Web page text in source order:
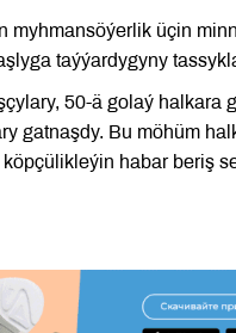
myhmansöýerlik üçin
taýýardygyny
50-ä golaý halkara
gatnaşdy. Bu möhüm
habar beriş